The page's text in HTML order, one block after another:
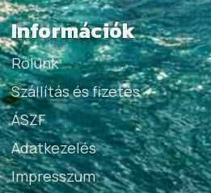
Információk
Rólunk
Szállítás és fizetés
ÁSZF
Adatkezelés
Impresszum